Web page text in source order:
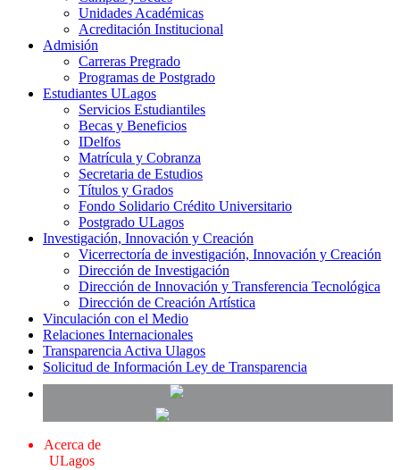
Unidades Académicas
Acreditación Institucional
Admisión
Carreras Pregrado
Programas de Postgrado
Estudiantes ULagos
Servicios Estudiantiles
Becas y Beneficios
IDelfos
Matrícula y Cobranza
Secretaria de Estudios
Títulos y Grados
Fondo Solidario Crédito Universitario
Postgrado ULagos
Investigación, Innovación y Creación
Vicerrectoría de investigación, Innovación y Creación
Dirección de Investigación
Dirección de Innovación y Transferencia Tecnológica
Dirección de Creación Artística
Vinculación con el Medio
Relaciones Internacionales
Transparencia Activa Ulagos
Solicitud de Información Ley de Transparencia
Acerca de
ULagos